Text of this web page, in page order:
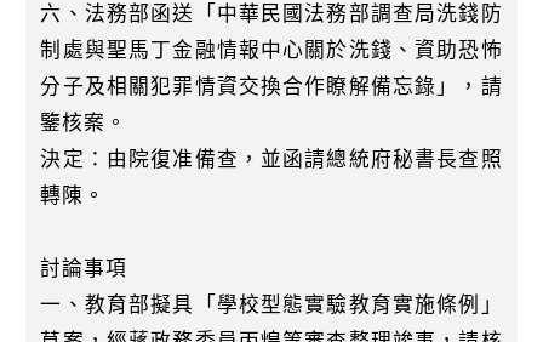
六、法務部函送「中華民國法務部調查局洗錢防
制處與聖馬丁金融情報中心關於洗錢、資助恐怖
分子及相關犯罪情資交換合作瞭解備忘錄」，請
鑒核案。
決定：由院復准備查，並函請總統府秘書長查照
轉陳。
討論事項
一、教育部擬具「學校型態實驗教育實施條例」